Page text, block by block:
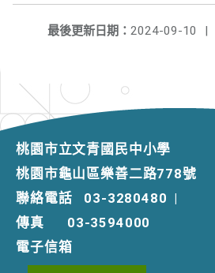
最後更新日期： 2024-09-10
|
桃園市立文青國民中小學
桃園市龜山區樂善二路778號
聯絡電話
03-3280480 |
傳真
03-3594000
電子信箱